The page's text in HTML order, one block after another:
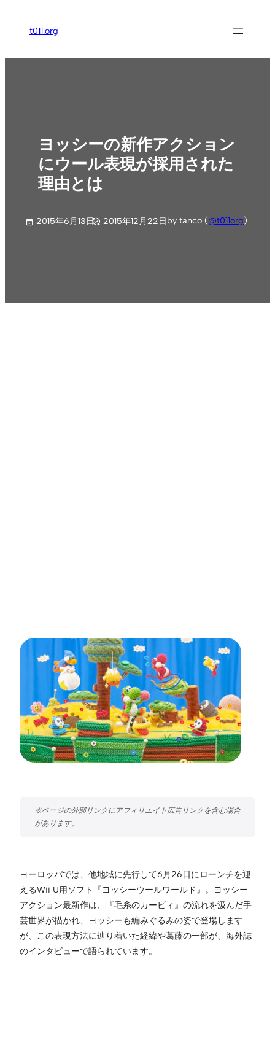
ス
t011.org
ヨッシーの新作アクション
にウール表現が採用された
理由とは
2015年6月13日 2015年12月22日by tanco (@t011org)
ヨーロッパでは、他地域に先行して6月26日にローンチを迎
えるWii U用ソフト『ヨッシーウールワールド』。ヨッシー
アクション最新作は、『毛糸のカービィ』の流れを汲んだ手
芸世界が描かれ、ヨッシーも編みぐるみの姿で登場します
が、この表現方法に辿り着いた経緯や葛藤の一部が、海外誌
のインタビューで語られています。